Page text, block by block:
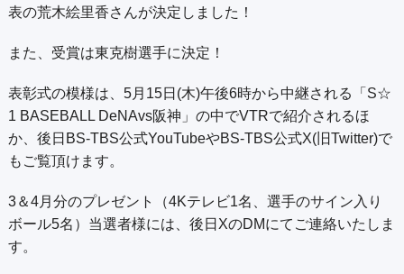
表の荒木絵里香さんが決定しました！
また、受賞は東克樹選手に決定！
表彰式の模様は、5月15日(木)午後6時から中継される「S☆
1 BASEBALL DeNAvs阪神」の中でVTRで紹介されるほ
か、後日BS-TBS公式YouTubeやBS-TBS公式X(旧Twitter)で
もご覧頂けます。
3＆4月分のプレゼント（4Kテレビ1名、選手のサイン入り
ボール5名）当選者様には、後日XのDMにてご連絡いたしま
す。